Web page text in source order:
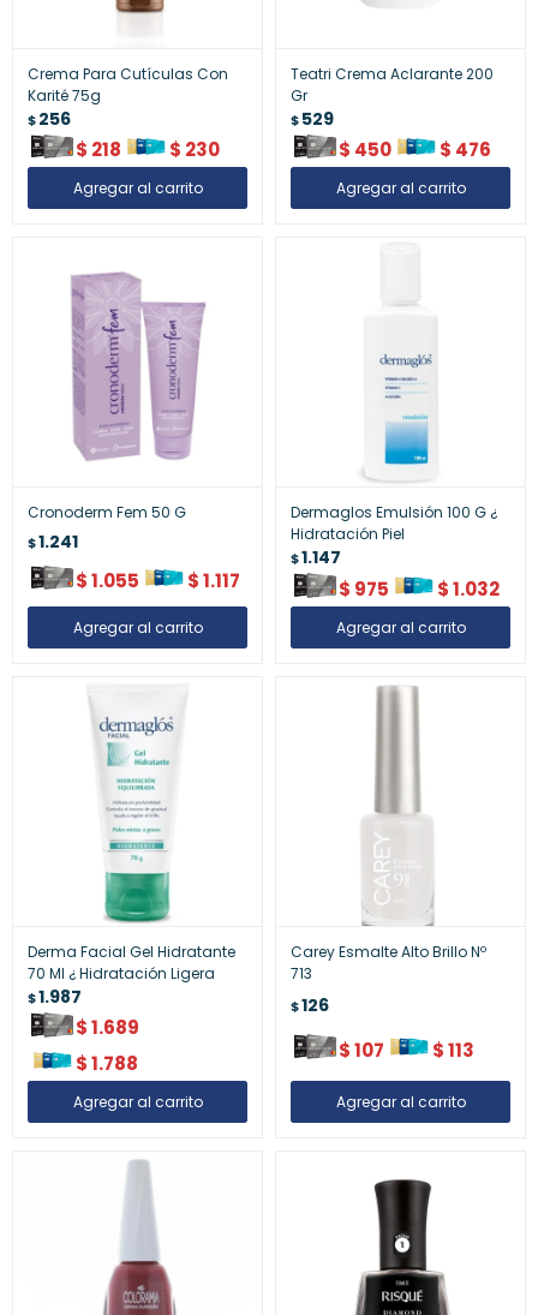
Crema Para Cutículas Con
Karité 75g
$256
$ 218 $ 230
Teatri Crema Aclarante 200
Gr
$529
$ 450 $ 476
Cronoderm Fem 50 G
$1.241
$1.055 $1.117
Dermaglos Emulsión 100 G ¿
Hidratación Piel
$1.147
$ 975 $1.032
Derma Facial Gel Hidratante
70 Ml ¿ Hidratación Ligera
$1.987
$1.689
$1.788
Carey Esmalte Alto Brillo Nº
713
$126
$107 $113